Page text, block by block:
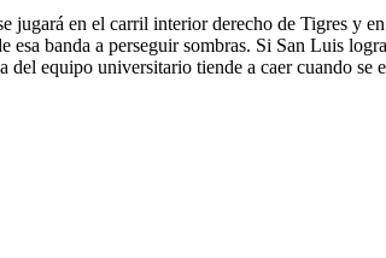
jugará en el carril interior derecho de Tigres y
esa banda a perseguir sombras. Si San Luis
del equipo universitario tiende a caer cuando se